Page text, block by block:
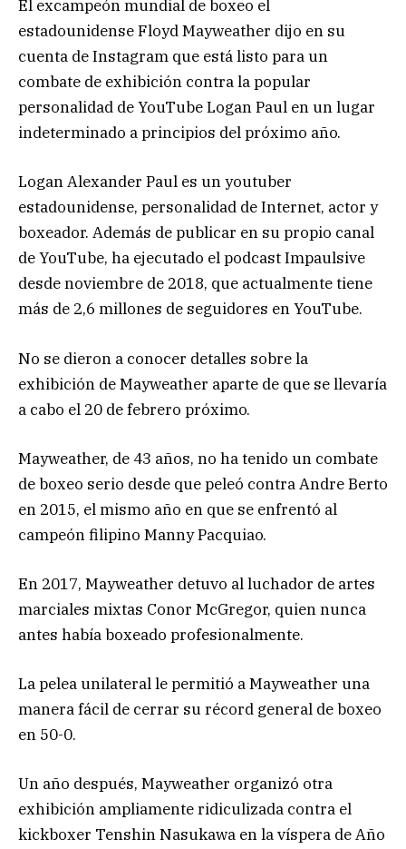
El excampeón mundial de boxeo el
estadounidense Floyd Mayweather dijo en su
cuenta de Instagram que está listo para un
combate de exhibición contra la popular
personalidad de YouTube Logan Paul en un lugar
indeterminado a principios del próximo año.
Logan Alexander Paul es un youtuber
estadounidense, personalidad de Internet, actor y
boxeador. Además de publicar en su propio canal
de YouTube, ha ejecutado el podcast Impaulsive
desde noviembre de 2018, que actualmente tiene
más de 2,6 millones de seguidores en YouTube.
No se dieron a conocer detalles sobre la
exhibición de Mayweather aparte de que se llevaría
a cabo el 20 de febrero próximo.
Mayweather, de 43 años, no ha tenido un combate
de boxeo serio desde que peleó contra Andre Berto
en 2015, el mismo año en que se enfrentó al
campeón filipino Manny Pacquiao.
En 2017, Mayweather detuvo al luchador de artes
marciales mixtas Conor McGregor, quien nunca
antes había boxeado profesionalmente.
La pelea unilateral le permitió a Mayweather una
manera fácil de cerrar su récord general de boxeo
en 50-0.
Un año después, Mayweather organizó otra
exhibición ampliamente ridiculizada contra el
kickboxer Tenshin Nasukawa en la víspera de Año